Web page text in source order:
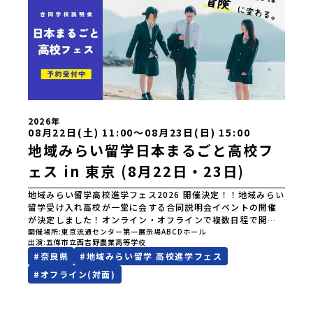
2026年
08月22日(土) 11:00〜08月23日(日) 15:00
地域みらい留学日本まるごと高校フ
ェス in 東京 (8月22日・23日)
地域みらい留学高校進学フェス2026 開催決定！！地域みらい
留学受け入れ高校が一堂に会する合同説明会イベントの開催
が決定しました！オンライン・オフラインで複数日程で開催
いたしますので、奮ってご参加ください。皆様にお会いでき
ますことを楽しみにしております。ページ下の「申し込む」
ボタンより事前予約をお願いいたします。\ 地域みらい留学高
校進学フェス in 東京 (8月22日・23日)/日時2026年8月22日
(土)11:00-17:00 8月23日(日)10:30-15:00場所東京
開催場所 東京流通センター第一展示場ABCDホール
出演 五條市立西吉野農業高等学校
#奈良県 #地域みらい留学 高校進学フェス
#オフライン(対面)